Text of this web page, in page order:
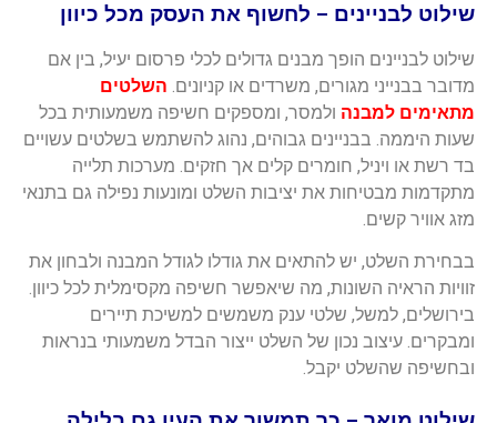
שילוט לבניינים – לחשוף את העסק מכל כיוון
שילוט לבניינים הופך מבנים גדולים לכלי פרסום יעיל, בין אם
מדובר בבנייני מגורים, משרדים או קניונים. השלטים
מתאימים למבנה ולמסר, ומספקים חשיפה משמעותית בכל
שעות היממה. בבניינים גבוהים, נהוג להשתמש בשלטים עשויים
בד רשת או ויניל, חומרים קלים אך חזקים. מערכות תלייה
מתקדמות מבטיחות את יציבות השלט ומונעות נפילה גם בתנאי
מזג אוויר קשים.
בבחירת השלט, יש להתאים את גודלו לגודל המבנה ולבחון את
זוויות הראיה השונות, מה שיאפשר חשיפה מקסימלית לכל כיוון.
בירושלים, למשל, שלטי ענק משמשים למשיכת תיירים
ומבקרים. עיצוב נכון של השלט ייצור הבדל משמעותי בנראות
ובחשיפה שהשלט יקבל.